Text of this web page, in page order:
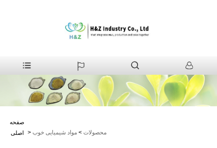
صفحه
اصلی
> محصولات > مواد شیمیایی خوب